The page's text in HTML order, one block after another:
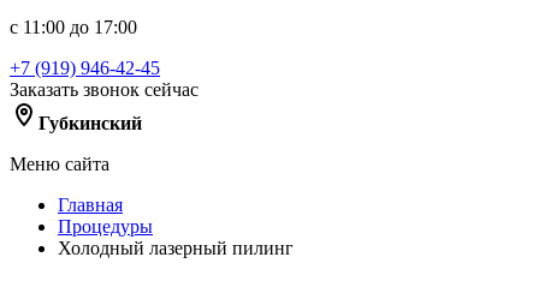
с 11:00 до 17:00
+7 (919) 946-42-45
Заказать звонок сейчас
Губкинский
Меню сайта
Главная
Процедуры
Холодный лазерный пилинг